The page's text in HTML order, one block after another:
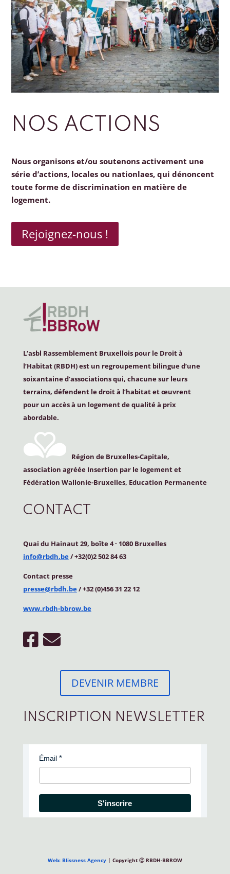
NOS ACTIONS
Nous organisons et/ou soutenons activement une
série d’actions, locales ou nationlaes, qui dénoncent
toute forme de discrimination en matière de
logement.
Rejoignez-nous !
L’asbl Rassemblement Bruxellois pour le Droit à
l’Habitat (RBDH) est un regroupement bilingue d’une
soixantaine d’associations qui, chacune sur leurs
terrains, défendent le droit à l’habitat et œuvrent
pour un accès à un logement de qualité à prix
abordable.
Région de Bruxelles-Capitale,
association agréée Insertion par le logement et
Fédération Wallonie-Bruxelles, Education Permanente
CONTACT
Quai du Hainaut 29, boîte 4· 1080 Bruxelles
info@rbdh.be/ +32(0)2 502 84 63
Contact presse
presse@rbdh.be/ +32 (0)456 31 22 12
www.rbdh-bbrow.be
DEVENIR MEMBRE
INSCRIPTION NEWSLETTER
Émail
S'inscrire
Web: Blissness Agency| Copyright Ⓒ RBDH-BBROW